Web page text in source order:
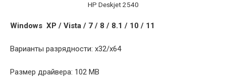
HP Deskjet 2540
Windows XP / Vista / 7 / 8 / 8.1 / 10 / 11
Варианты разрядности: x32/x64
Размер драйвера: 102 MB